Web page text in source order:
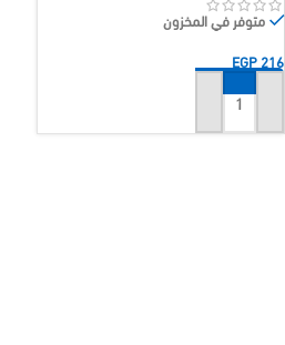
متوفر في المخزون
EGP216
إضافة إلى السلة